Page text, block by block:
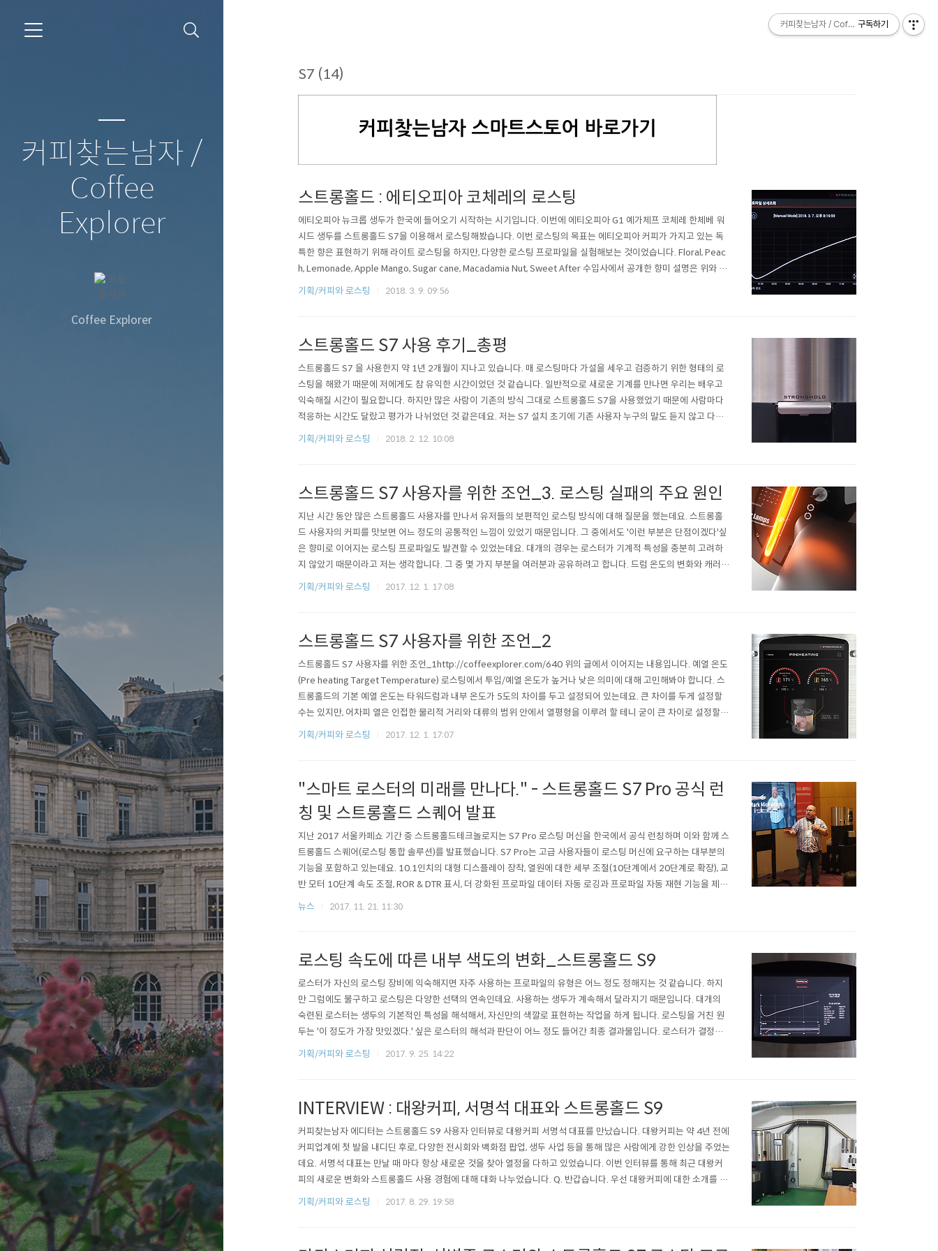
커피찾는남자 /
Coffee
Explorer
Coffee Explorer
S7 (14)
커피찾는남자 / Coffee Explorer
구독하기
스트롱홀드 : 에티오피아 코체레의 로스팅
에티오피아 뉴크롭 생두가 한국에 들어오기 시작하는 시기입니다. 이번에 에티오피아 G1 예가체프 코체레 한체베 워
시드 생두를 스트롱홀드 S7을 이용해서 로스팅해봤습니다. 이번 로스팅의 목표는 에티오피아 커피가 가지고 있는 독
특한 향은 표현하기 위해 라이트 로스팅을 하지만, 다양한 로스팅 프로파일을 실험해보는 것이었습니다. Floral, Peac
h, Lemonade, Apple Mango, Sugar cane, Macadamia Nut, Sweet After 수입사에서 공개한 향미 설명은 위와 같
았는데요. 대부분에는 공감할 수 있었지만 Apple Mango와 Peach의 느낌은 크지 않았습니다. (로스팅 정도나 방식이
기획/커피와 로스팅 2018. 3. 9. 09:56
스트롱홀드 S7 사용 후기_총평
스트롱홀드 S7 을 사용한지 약 1년 2개월이 지나고 있습니다. 매 로스팅마다 가설을 세우고 검증하기 위한 형태의 로
스팅을 해왔기 때문에 저에게도 참 유익한 시간이었던 것 같습니다. 일반적으로 새로운 기계를 만나면 우리는 배우고
익숙해질 시간이 필요합니다. 하지만 많은 사람이 기존의 방식 그대로 스트롱홀드 S7을 사용했었기 때문에 사람마다
적응하는 시간도 달랐고 평가가 나뉘었던 것 같은데요. 저는 S7 설치 초기에 기존 사용자 누구의 말도 듣지 않고 다양
한 로스팅을 시도했습니다. 주변에 친분이 있는 S7 사용자가 많이 있었지만, 굳이 조언을 구하지 않은 것은 무엇이든
기획/커피와 로스팅 2018. 2. 12. 10:08
스트롱홀드 S7 사용자를 위한 조언_3. 로스팅 실패의 주요 원인
지난 시간 동안 많은 스트롱홀드 사용자를 만나서 유저들의 보편적인 로스팅 방식에 대해 질문을 했는데요. 스트롱홀
드 사용자의 커피를 맛보면 어느 정도의 공통적인 느낌이 있었기 때문입니다. 그 중에서도 '이런 부분은 단점이겠다'싶
은 향미로 이어지는 로스팅 프로파일도 발견할 수 있었는데요. 대개의 경우는 로스터가 기계적 특성을 충분히 고려하
지 않았기 때문이라고 저는 생각합니다. 그 중 몇 가지 부분을 여러분과 공유하려고 합니다. 드럼 온도의 변화와 캐러멜
라이징 구간 로스팅을 하다보면 프로파일에 따라 로스팅 중간에 '드럼의 온도'가 상승하는 경우가 있습니다. 이런 일은
기획/커피와 로스팅 2017. 12. 1. 17:08
스트롱홀드 S7 사용자를 위한 조언_2
스트롱홀드 S7 사용자를 위한 조언_1http://coffeexplorer.com/640 위의 글에서 이어지는 내용입니다. 예열 온도
(Pre heating Target Temperature) 로스팅에서 투입/예열 온도가 높거나 낮은 의미에 대해 고민해봐야 합니다. 스
트롱홀드의 기본 예열 온도는 타워드럼과 내부 온도가 5도의 차이를 두고 설정되어 있는데요. 큰 차이를 두게 설정할
수는 있지만, 어차피 열은 인접한 물리적 거리와 대류의 범위 안에서 열평형을 이루려 할 테니 굳이 큰 차이로 설정할 필
요는 없어 보입니다. 다만, 드럼 온도는 더디게 움직이는 데 반해 내부 온도는 비교적 빠르게 변화한다는 것은 기억해야
기획/커피와 로스팅 2017. 12. 1. 17:07
"스마트 로스터의 미래를 만나다." - 스트롱홀드 S7 Pro 공식 런
칭 및 스트롱홀드 스퀘어 발표
지난 2017 서울카페쇼 기간 중 스트롱홀드테크놀로지는 S7 Pro 로스팅 머신을 한국에서 공식 런칭하며 이와 함께 스
트롱홀드 스퀘어(로스팅 통합 솔루션)를 발표했습니다. S7 Pro는 고급 사용자들이 로스팅 머신에 요구하는 대부분의
기능을 포함하고 있는데요. 10.1인치의 대형 디스플레이 장착, 열원에 대한 세부 조절(10단계에서 20단계로 확장), 교
반 모터 10단계 속도 조절, ROR & DTR 표시, 더 강화된 프로파일 데이터 자동 로깅과 프로파일 자동 재현 기능을 제공
하고 있습니다. S7 Pro는 한국에서 이미 2017 WCCK KCRC 공식 머신으로 선정된 이래, 미국(S7 Pro)과 중국(S8) 등
뉴스 2017. 11. 21. 11:30
로스팅 속도에 따른 내부 색도의 변화_스트롱홀드 S9
로스터가 자신의 로스팅 장비에 익숙해지면 자주 사용하는 프로파일의 유형은 어느 정도 정해지는 것 같습니다. 하지
만 그럼에도 불구하고 로스팅은 다양한 선택의 연속인데요. 사용하는 생두가 계속해서 달라지기 때문입니다. 대개의
숙련된 로스터는 생두의 기본적인 특성을 해석해서, 자신만의 색깔로 표현하는 작업을 하게 됩니다. 로스팅을 거친 원
두는 '이 정도가 가장 맛있겠다.' 싶은 로스터의 해석과 판단이 어느 정도 들어간 최종 결과물입니다. 로스터가 결정하
게 되는 가장 중요한 요소로 저는 로스팅 레벨과 함께 로스팅의 속도를 손에 꼽습니다. 로스팅의 속도는 예열 온도와 생
기획/커피와 로스팅 2017. 9. 25. 14:22
INTERVIEW : 대왕커피, 서명석 대표와 스트롱홀드 S9
커피찾는남자 에디터는 스트롱홀드 S9 사용자 인터뷰로 대왕커피 서명석 대표를 만났습니다. 대왕커피는 약 4년 전에
커피업계에 첫 발을 내디딘 후로, 다양한 전시회와 백화점 팝업, 생두 사업 등을 통해 많은 사람에게 강한 인상을 주었는
데요. 서명석 대표는 만날 때 마다 항상 새로운 것을 찾아 열정을 다하고 있었습니다. 이번 인터뷰를 통해 최근 대왕커
피의 새로운 변화와 스트롱홀드 사용 경험에 대해 대화 나누었습니다. Q. 반갑습니다. 우선 대왕커피에 대한 소개를 부
탁드립니다. A. 안녕하세요. 대왕커피의 대표 서명석입니다. 대왕커피는 생두 수입부터 최종 소비자에게 이르는 전 과
기획/커피와 로스팅 2017. 8. 29. 19:58
커피찾는남자 / Coffee Explorer
구독하기